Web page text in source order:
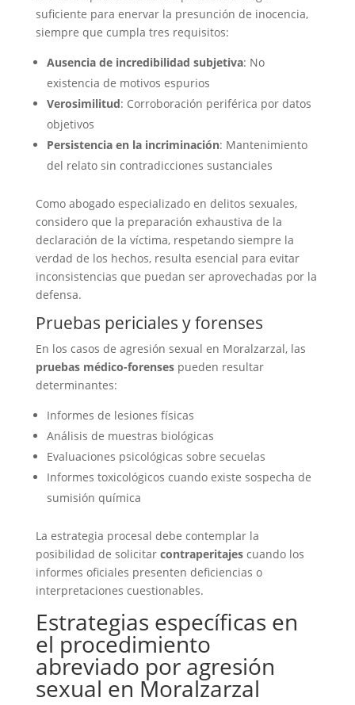
suficiente para enervar la presunción de inocencia,
siempre que cumpla tres requisitos:
Ausencia de incredibilidad subjetiva: No
existencia de motivos espurios
Verosimilitud: Corroboración periférica por datos
objetivos
Persistencia en la incriminación: Mantenimiento
del relato sin contradicciones sustanciales
Como abogado especializado en delitos sexuales,
considero que la preparación exhaustiva de la
declaración de la víctima, respetando siempre la
verdad de los hechos, resulta esencial para evitar
inconsistencias que puedan ser aprovechadas por la
defensa.
Pruebas periciales y forenses
En los casos de agresión sexual en Moralzarzal, las
pruebas médico-forensespueden resultar
determinantes:
Informes de lesiones físicas
Análisis de muestras biológicas
Evaluaciones psicológicas sobre secuelas
Informes toxicológicos cuando existe sospecha de
sumisión química
La estrategia procesal debe contemplar la
posibilidad de solicitar contraperitajescuando los
informes oficiales presenten deficiencias o
interpretaciones cuestionables.
Estrategias específicas en
el procedimiento
abreviado por agresión
sexual en Moralzarzal